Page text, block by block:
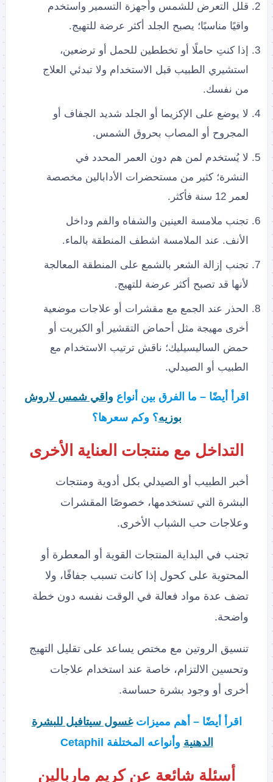
قلل التعرض للشمس وأجهزة التسمير واستخدم
واقيًا مناسبًا؛ يصبح الجلد أكثر عرضة للتهيج.
إذا كنتِ حاملًا أو تخططين للحمل أو ترضعين،
استشيري الطبيب قبل الاستخدام ولا تبدئي العلاج
من نفسك.
لا يوضع على الإكزيما أو الجلد شديد الجفاف أو
المجروح أو المصاب بحروق الشمس.
لا يُستخدم لمن هم دون العمر المحدد في
النشرة؛ كثير من مستحضرات الأدابالين مخصصة
لعمر 12 سنة فأكثر.
تجنب ملامسة العينين والشفاه والفم وداخل
الأنف. عند الملامسة اشطف المنطقة بالماء.
تجنب إزالة الشعر بالشمع على المنطقة المعالجة
لأنها قد تصبح أكثر عرضة للتهيج.
الحذر عند الجمع مع مقشرات أو علاجات موضعية
أخرى مهيجة مثل أحماض التقشير أو الكبريت أو
حمض الساليسيليك؛ ناقش ترتيب الاستخدام مع
الطبيب أو الصيدلي.
اقرأ أيضًا – ما الفرق بين أنواع واقي شمس لاروش
بوزيه؟ وكم سعرها؟
التداخل مع منتجات العناية الأخرى
أخبر الطبيب أو الصيدلي بكل أدوية ومنتجات
البشرة التي تستخدمها، خصوصًا المقشرات
وعلاجات حب الشباب الأخرى.
تجنب في البداية المنتجات القوية أو المعطرة أو
المحتوية على كحول إذا كانت تسبب جفافًا، ولا
تضف عدة مواد فعالة في الوقت نفسه دون خطة
واضحة.
تنسيق الروتين مع مختص يساعد على تقليل التهيج
وتحسين الالتزام، خاصة عند استخدام علاجات
أخرى أو وجود بشرة حساسة.
اقرأ أيضًا – أهم مميزاتغسول سيتافيل للبشرة
الدهنية وأنواعه المختلفة Cetaphil
أسئلة شائعة عن كريم ماربالين